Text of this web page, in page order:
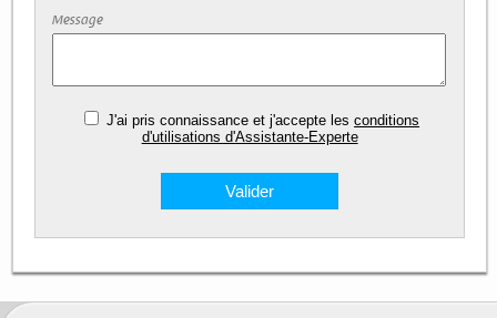
Message
J'ai pris connaissance et j'accepte lesconditions
d'utilisations d'Assistante-Experte